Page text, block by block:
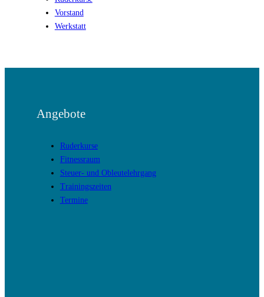
Vorstand
Werkstatt
Angebote
Ruderkurse
Fitnessraum
Steuer- und Obleutelehrgang
Trainingszeiten
Termine